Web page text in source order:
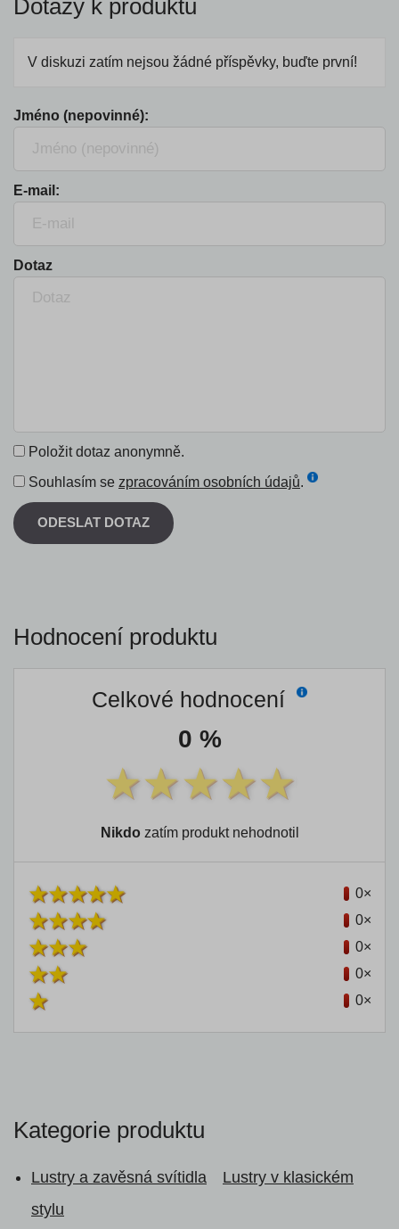
Dotazy k produktu
V diskuzi zatím nejsou žádné příspěvky, buďte první!
Jméno (nepovinné):
E-mail:
Dotaz
Položit dotaz anonymně.
Souhlasím se zpracováním osobních údajů.
ODESLAT DOTAZ
Hodnocení produktu
Celkové hodnocení
0 %
Nikdo zatím produkt nehodnotil
0×
0×
0×
0×
0×
Kategorie produktu
Lustry a zavěsná svítidla
Lustry v klasickém
stylu